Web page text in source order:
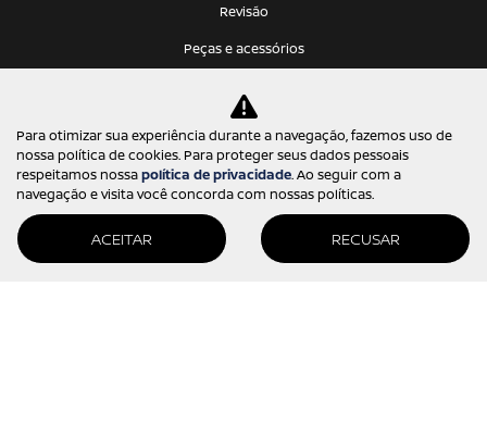
Revisão
Peças e acessórios
Seguro
CONTATO
Fale conosco
Trabalhe conosco
Para otimizar sua experiência durante a navegação, fazemos uso de
nossa política de cookies. Para proteger seus dados pessoais
respeitamos nossapolítica de privacidade. Ao seguir com a
navegação e visita você concorda com nossas políticas.
ACEITAR RECUSAR